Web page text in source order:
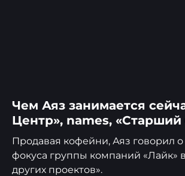
Чем Аяз занимается
Центр», names, «Старший
Продавая кофейни, Аяз говорил
фокуса группы компаний «Лайк»
других проектов».